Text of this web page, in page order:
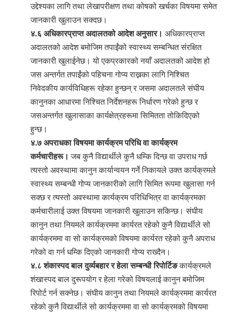
उद्देश्यका लागि तथा लेखापरीक्षण तथा कोषको खर्चका विषयमा समेत
जानकारी खुलाउन सक्दछ।
४.६ अधिकारप्राप्त अदालतको आदेश अनुसार। अधिकारप्राप्त
अदालतको आदेश बमोजिम तपाईंको स्वास्थ्य सम्बन्धित संरक्षित
जानकारी खुलाईनेछ। यो एकप्रकारको नयाँ अदालतको आदेश हो
जस अन्तर्गत तपाईंको पहिचना गोप्य राख्नका लागि निश्चित
निवेदकीय कार्यविधिहरू रहेका हुन्छन् र जसमा अदालतले संघीय
कानुनका आधारमा निश्चित निर्देशनहरू निर्धारण गरेको हुन्छ र
जसअन्तर्गत खुलासाका कार्यक्षेत्रहरूमा सिमितता तोकिदिएको
हुन्छ।
४.७ अपराधका विषयमा कार्यक्रम परिधि वा कार्यक्रम
कर्मचारीहरू। जब कुनै विद्यार्थीले कुनै धम्कि दिन्छ वा उपराध गर्छ
त्यस्तो अवस्थामा कानुन कार्यान्वयन गर्ने निकायले उक्त कार्यक्रमले
स्वास्थ्य सम्बन्धी गोप्य जानकारीको लागि सिमित रूपमा खुलासा गर्न
सक्छ र त्यस्तो अवस्थामा कार्यक्रम परिधिभित्र वा कार्यक्रमका
कर्मचारीलाई उक्त विषयमा जानकारी खुलाउन सकिन्छ। संघीय
कानुन तथा नियमले कार्यक्रममा कार्यरत रहेको कुनै विद्यार्थीले सो
कार्यक्रममा वा सो कार्यक्रमको विषयमा कार्यरत रहेको कुनै अपराध
गरेको वा गर्न धम्कि दिएको जानकारी गोप्य राख्दैन।
४.८ शंकास्पद बाल दुर्व्यबहार र हेला सम्बन्धी रिपोर्टिङकार्यक्रमले
शंखास्पद बाल दुरूपयोग र हेला गरेको विषयलाई कानुन बमोजिम
रिपोर्ट गर्न सक्नेछ। संघीय कानुन तथा नियमले कार्यक्रममा कार्यरत
रहेको कुनै विद्यार्थीले सो कार्यक्रममा वा सो कार्यक्रमको विषयमा